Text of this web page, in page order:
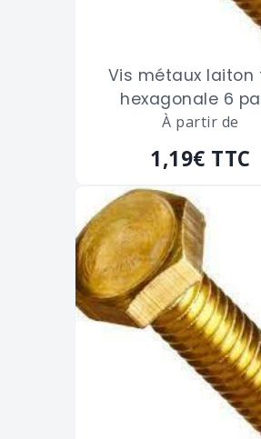
Vis métaux laiton
hexagonale 6
filetage total de 5
m/m
À partir de
1,19€ TTC